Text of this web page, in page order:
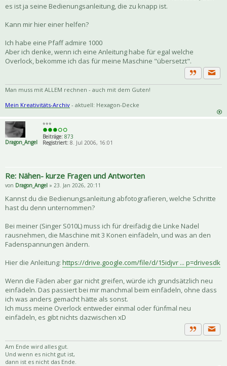
es ist ja seine Bedienungsanleitung, die zu knapp ist.
Kann mir hier einer helfen?
Ich habe eine Pfaff admire 1000
Aber ich denke, wenn ich eine Anleitung habe für egal welche
Overlock, bekomme ich das für meine Maschine "übersetzt".
Zitat
Man muss mit ALLEM rechnen - auch mit dem Guten!
Mein Kreativitäts-Archiv - aktuell: Hexagon-Decke
Dragon_Angel
***
Beiträge: 873
Registriert: 8. Jul 2006, 16:01
Re: Nähen- kurze Fragen und Antworten
von Dragon_Angel » 23. Jan 2026, 20:11
Kannst du die Bedienungsanleitung abfotografieren, welche Schritte
hast du denn unternommen?
Bei meiner (Singer S010L) muss ich für dreifädig die Linke Nadel
rausnehmen, die Maschine mit 3 Konen einfädeln, und was an den
Fadenspannungen ändern.
Hier die Anleitung: https://drive.google.com/file/d/15idjvr ... p=drivesdk
Wenn die Fäden aber gar nicht greifen, würde ich grundsätzlich neu
einfädeln. Das passiert bei mir manchmal beim einfädeln, ohne dass
ich was anders gemacht hätte als sonst.
Ich muss meine Overlock entweder einmal oder fünfmal neu
einfädeln, es gibt nichts dazwischen xD
Zitat
Am Ende wird alles gut.
Und wenn es nicht gut ist,
dann ist es nicht das Ende.